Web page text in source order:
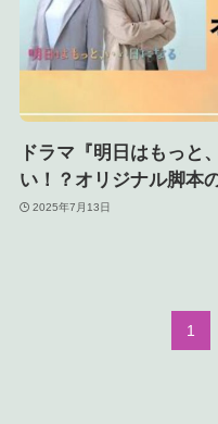
ドラマ『明日はもっと
い！？オリジナル脚本
2025年7月13日
1